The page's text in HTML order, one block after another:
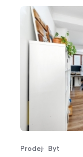
Typ nabídky
Prodej
Typ nemovitosti
Byt